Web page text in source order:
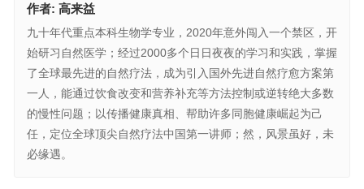
作者: 高来益
九十年代重点本科生物学专业，2020年意外闯入一个禁区，开
始研习自然医学；经过2000多个日日夜夜的学习和实践，掌握
了全球最先进的自然疗法，成为引入国外先进自然疗愈方案第
一人，能通过饮食改变和营养补充等方法控制或逆转绝大多数
的慢性问题；以传播健康真相、帮助许多同胞健康崛起为己
任，定位全球顶尖自然疗法中国第一讲师；然，风景虽好，未
必缘遇。